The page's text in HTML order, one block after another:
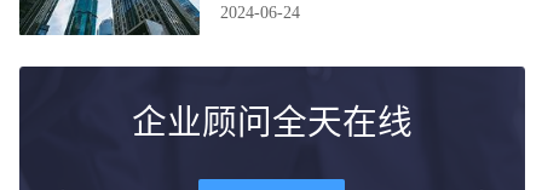
2024-06-24
企业顾问全天在线